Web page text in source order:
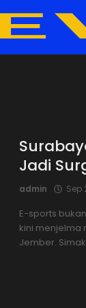
Jadi
admin Sep
E-sports
kini menjelma
Jember.